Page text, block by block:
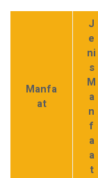
Manfa
at
J
e
ni
s
M
a
n
f
a
a
t